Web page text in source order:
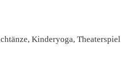
Kinderyoga, Theaterspiel